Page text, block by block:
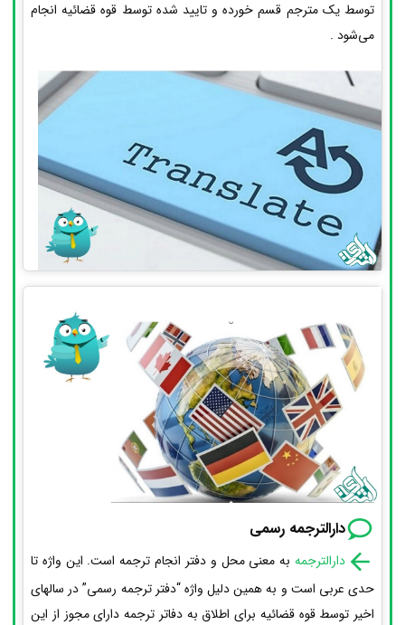
توسط یک مترجم قسم خورده و تایید شده توسط قوه قضائیه انجام
می‌شود .
دارالترجمه رسمی
دارالترجمه به معنی محل و دفتر انجام ترجمه است. این واژه تا
حدی عربی است و به همین دلیل واژه “دفتر ترجمه رسمی” در سالهای
اخیر توسط قوه قضائیه برای اطلاق به دفاتر ترجمه دارای مجوز از این